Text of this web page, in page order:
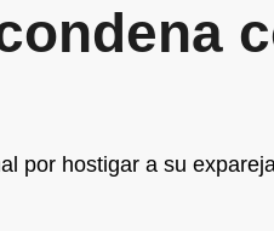
por hostigar a su